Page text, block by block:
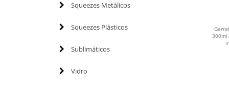
Squeezes Metálicos
Squeezes Plásticos
Sublimáticos
Vidro